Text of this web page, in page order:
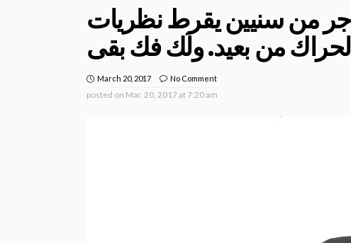
من سنيين يقرط نظريات
March 20, 2017 No Comment
posted on Mar. 20, 2017 at 7:20 am